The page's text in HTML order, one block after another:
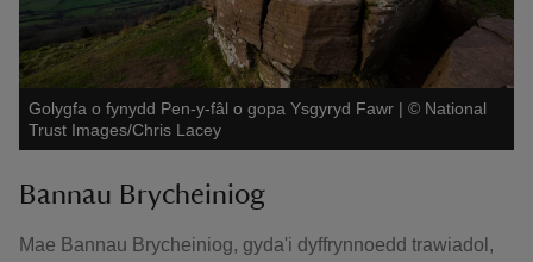
Golygfa o fynydd Pen-y-fâl o gopa Ysgyryd Fawr | © National
Trust Images/Chris Lacey
Bannau Brycheiniog
Mae Bannau Brycheiniog, gyda'i dyffrynnoedd trawiadol,